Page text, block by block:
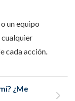
un equipo
cualquier
cada acción.
¿Me